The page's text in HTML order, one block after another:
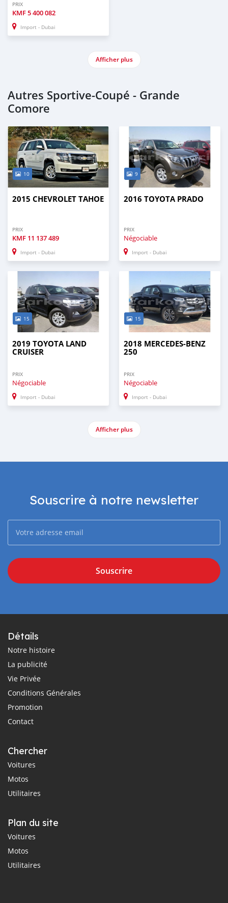
PRIX
KMF5 400 082
Import - Dubai
Afficher plus
Autres Sportive‒Coupé - Grande
Comore
10
2015 CHEVROLET TAHOE
PRIX
KMF 11 137 489
Import - Dubai
9
2016 TOYOTA PRADO
PRIX
Négociable
Import - Dubai
15
2019 TOYOTA LAND
CRUISER
PRIX
Négociable
Import - Dubai
15
2018 MERCEDES-BENZ
250
PRIX
Négociable
Import - Dubai
Afficher plus
Souscrire à notre newsletter
Souscrire
Détails
Notre histoire
La publicité
Vie Privée
Conditions Générales
Promotion
Contact
Chercher
Voitures
Motos
Utilitaires
Plan du site
Voitures
Motos
Utilitaires